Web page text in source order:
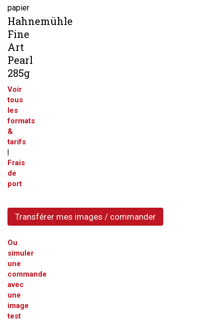
papier
Hahnemühle
Fine
Art
Pearl
285g
Voir
tous
les
formats
&
tarifs
Frais
de
port
Transférer mes images / commander
Ou
simuler
une
commande
avec
une
image
test